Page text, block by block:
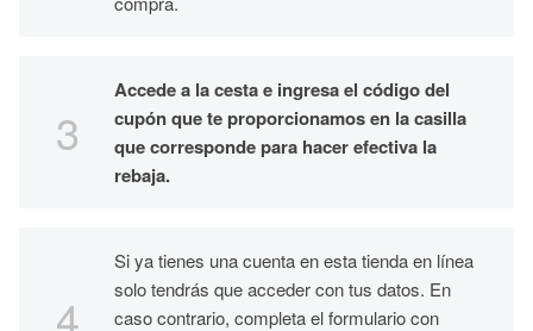
Accede a la cesta e ingresa el código del
cupón que te proporcionamos en la casilla
que corresponde para hacer efectiva la
rebaja.
Si ya tienes una cuenta en esta tienda en línea
solo tendrás que acceder con tus datos. En
caso contrario, completa el formulario con